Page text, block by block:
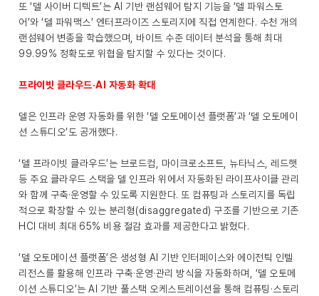
또 ‘델 사이버 디텍트’는 AI 기반 랜섬웨어 탐지 기능을 ‘델 파워스토
어’와 ‘델 파워맥스’ 엔터프라이즈 스토리지에 직접 연계한다. 수천 개의
랜섬웨어 변종을 학습했으며, 바이트 수준 데이터 분석을 통해 최대
99.99% 정확도로 위협을 탐지할 수 있다는 것이다.
프라이빗 클라우드·AI 자동화 확대
델은 인프라 운영 자동화를 위한 ‘델 오토메이션 플랫폼’과 ‘델 오토메이
션 스튜디오’도 공개했다.
‘델 프라이빗 클라우드’는 브로드컴, 마이크로소프트, 뉴타닉스, 레드햇
등 주요 클라우드 스택을 델 인프라 위에서 자동화된 라이프사이클 관리
와 함께 구축·운영할 수 있도록 지원한다. 또 컴퓨팅과 스토리지를 독립
적으로 확장할 수 있는 분리형(disaggregated) 구조를 기반으로 기존
HCI 대비 최대 65% 비용 절감 효과를 제공한다고 밝혔다.
‘델 오토메이션 플랫폼’은 생성형 AI 기반 인터페이스와 에이전틱 인텔
리전스를 활용해 인프라 구축·운영·관리 방식을 자동화하며, ‘델 오토메
이션 스튜디오’는 AI 기반 풀스택 오케스트레이션을 통해 컴퓨팅·스토리